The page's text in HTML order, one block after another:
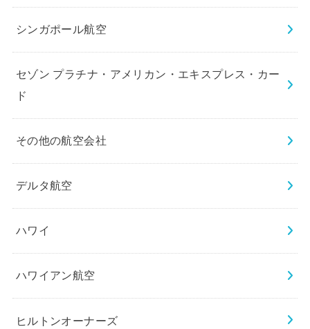
シンガポール航空
セゾン プラチナ・アメリカン・エキスプレス・カー
ド
その他の航空会社
デルタ航空
ハワイ
ハワイアン航空
ヒルトンオーナーズ